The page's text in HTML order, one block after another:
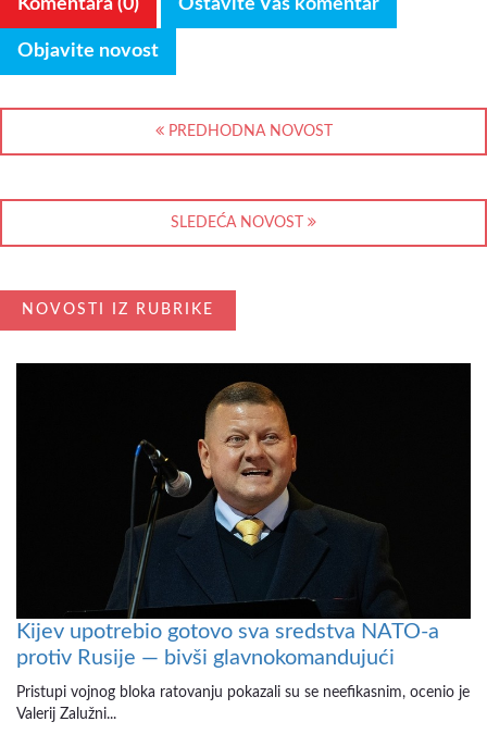
Komentara (0) Ostavite Vaš komentar
Objavite novost
PREDHODNA NOVOST
SLEDEĆA NOVOST
NOVOSTI IZ RUBRIKE
Kijev upotrebio gotovo sva sredstva NATO-a
protiv Rusije — bivši glavnokomandujući
Pristupi vojnog bloka ratovanju pokazali su se neefikasnim, ocenio je
Valerij Zalužni...